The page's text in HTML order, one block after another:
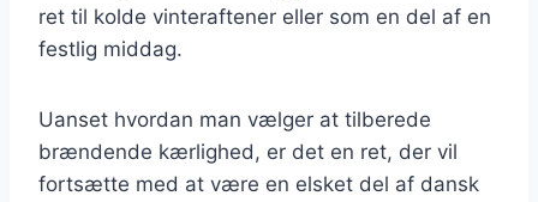
ret til kolde vinteraftener eller som en del af en
festlig middag.
Uanset hvordan man vælger at tilberede
brændende kærlighed, er det en ret, der vil
fortsætte med at være en elsket del af dansk